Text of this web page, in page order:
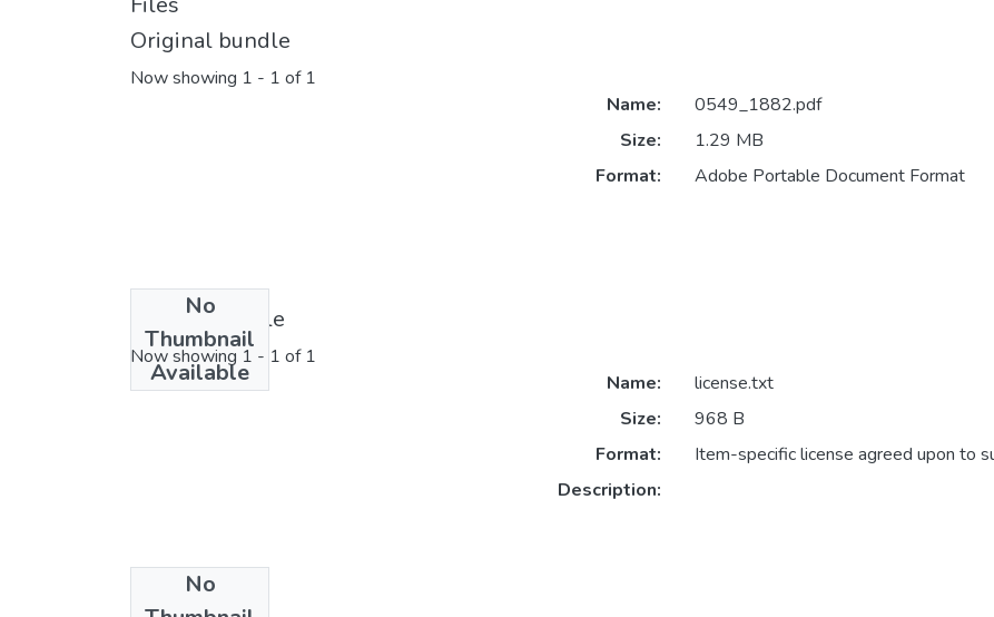
Original bundle
Now showing 1 - 1 of 1
No
Thumbnail
Available
Name:
0549_1882.pdf
Size:
1.29 MB
Format:
Adobe Portable Document Format
License bundle
Now showing 1 - 1 of 1
No
Name:
license.txt
Size:
968 B
Format:
Item-specific license agreed upon to
Description:
Collections